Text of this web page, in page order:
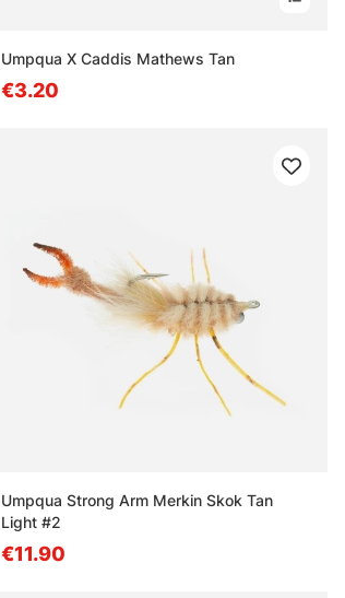
Umpqua X Caddis Mathews Tan
€3.20
Umpqua Strong Arm Merkin Skok Tan
Light #2
€11.90